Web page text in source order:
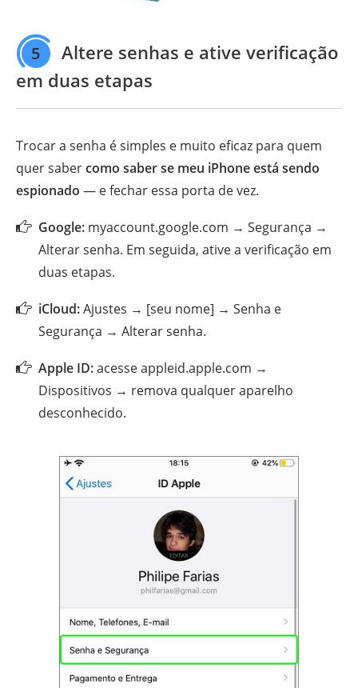
5
Altere senhas e ative verificação
em duas etapas
Trocar a senha é simples e muito eficaz para quem
quer sabercomo saber se meu iPhone está sendo
espionado — e fechar essa porta de vez.
Google: myaccount.google.com → Segurança →
Alterar senha. Em seguida, ative a verificação em
duas etapas.
iCloud:Ajustes → [seu nome] → Senha e
Segurança → Alterar senha.
Apple ID:acesse appleid.apple.com →
Dispositivos → remova qualquer aparelho
desconhecido.